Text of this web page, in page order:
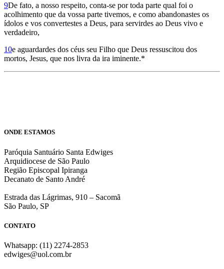
9De fato, a nosso respeito, conta-se por toda parte qual foi o
acolhimento que da vossa parte tivemos, e como abandonastes os
ídolos e vos convertestes a Deus, para servirdes ao Deus vivo e
verdadeiro,
10e aguardardes dos céus seu Filho que Deus ressuscitou dos
mortos, Jesus, que nos livra da ira iminente.*
ONDE ESTAMOS
Paróquia Santuário Santa Edwiges
Arquidiocese de São Paulo
Região Episcopal Ipiranga
Decanato de Santo André
Estrada das Lágrimas, 910 – Sacomã
São Paulo, SP
CONTATO
Whatsapp: (11) 2274-2853
edwiges@uol.com.br